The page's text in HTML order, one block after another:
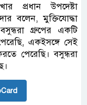
প্রধান উপদেষ্টা
বলেন, মুক্তিযোদ্ধা
গ্রুপের একটি
একইসঙ্গে সেই
পেরেছি। বসুন্ধরা